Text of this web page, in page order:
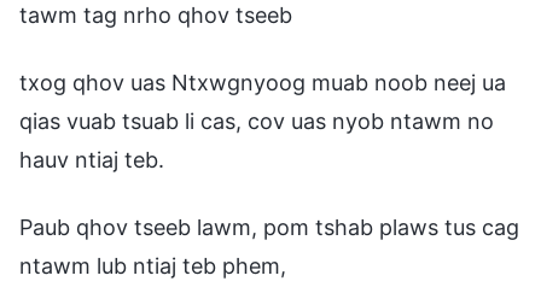
tawm tag nrho qhov tseeb
txog qhov uas Ntxwgnyoog muab noob neej ua
qias vuab tsuab li cas, cov uas nyob ntawm no
hauv ntiaj teb.
Paub qhov tseeb lawm, pom tshab plaws tus cag
ntawm lub ntiaj teb phem,